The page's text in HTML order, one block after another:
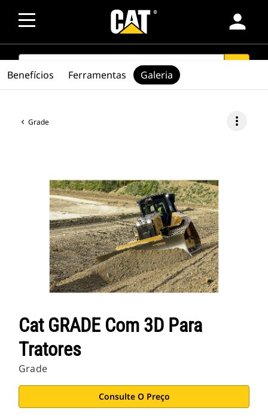
person
SEARCH
Grade more_vert
Cat GRADE Com 3D Para
Tratores
Grade
Consulte O Preço
Benefícios Ferramentas Galeria